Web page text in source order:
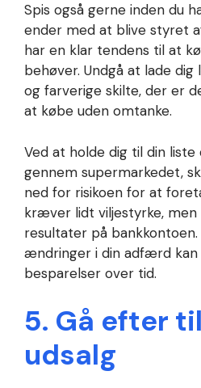
Spis også gerne inden du
ender med at blive styret
har en klar tendens til at
behøver. Undgå at lade
og farverige skilte, der er
at købe uden omtanke.
Ved at holde dig til din
gennem supermarkedet,
ned for risikoen for at
kræver lidt viljestyrke,
resultater på bankkontoen.
ændringer i din adfærd kan
besparelser over tid.
5. Gå efter
udsalg